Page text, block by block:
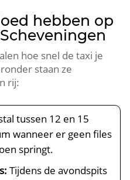
hebben op
hoe snel de taxi je
staan ze
rij:
tussen 12 en 15
wanneer er geen files
springt.
Tijdens de avondspits